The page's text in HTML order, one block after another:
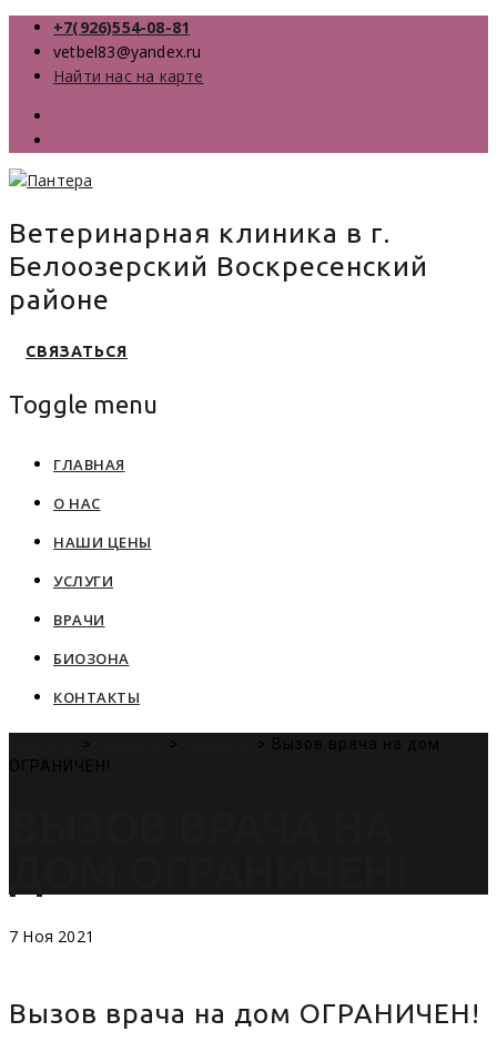
+7(926)554-08-81
vetbel83@yandex.ru
Найти нас на карте
Ветеринарная клиника в г.
Белоозерский Воскресенский
районе
СВЯЗАТЬСЯ
Toggle menu
content
ГЛАВНАЯ
О НАС
НАШИ ЦЕНЫ
УСЛУГИ
ВРАЧИ
БИОЗОНА
КОНТАКТЫ
> > > Вызов врача на дом
ОГРАНИЧЕН!
7 Ноя 2021
Вызов врача на дом ОГРАНИЧЕН!